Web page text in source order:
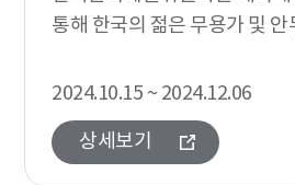
통해 한국의 젊은 무용가 및
(danceWEB) 프로그램 참가를
2024.10.15 ~ 2024.12.06
상세보기